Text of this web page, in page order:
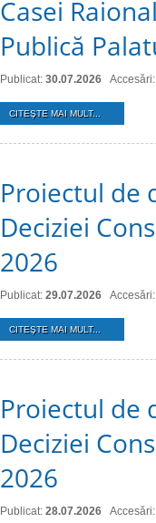
Casei
Publică
Publicat: 30.07.2026
CITEŞTE MAI MULT...
Proiectul de
Deciziei
2026
Publicat: 29.07.2026
CITEŞTE MAI MULT...
Proiectul de
Deciziei
2026
Publicat: 28.07.2026